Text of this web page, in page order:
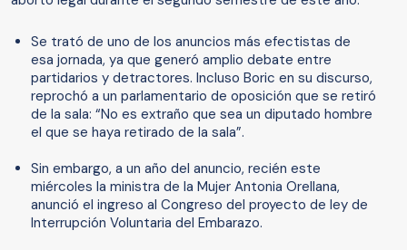
Se trató de uno de los anuncios más efectistas de
esa jornada, ya que generó amplio debate entre
partidarios y detractores. Incluso Boric en su discurso,
reprochó a un parlamentario de oposición que se retiró
de la sala: “No es extraño que sea un diputado hombre
el que se haya retirado de la sala”.
Sin embargo, a un año del anuncio, recién este
miércoles la ministra de la Mujer Antonia Orellana,
anunció el ingreso al Congreso del proyecto de ley de
Interrupción Voluntaria del Embarazo.